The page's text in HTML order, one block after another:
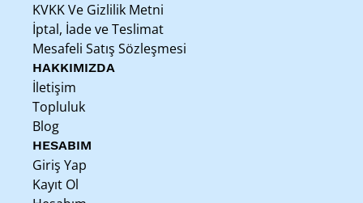
KVKK Ve Gizlilik Metni
İptal, İade ve Teslimat
Mesafeli Satış Sözleşmesi
HAKKIMIZDA
İletişim
Topluluk
Blog
HESABIM
Giriş Yap
Kayıt Ol